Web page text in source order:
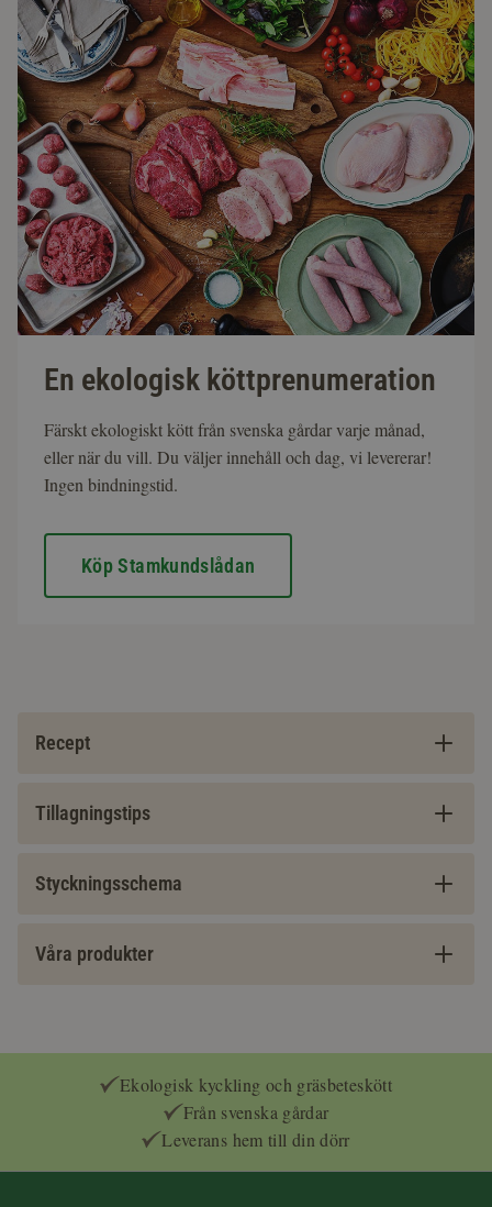
En ekologisk köttprenumeration
Färskt ekologiskt kött från svenska gårdar varje månad,
eller när du vill. Du väljer innehåll och dag, vi levererar!
Ingen bindningstid.
Köp Stamkundslådan
Recept
Tillagningstips
Styckningsschema
Våra produkter
Ekologisk kyckling och gräsbeteskött
Från svenska gårdar
Leverans hem till din dörr